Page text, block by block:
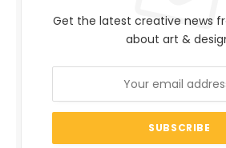
Get the latest creative news
about art &